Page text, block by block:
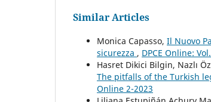
Similar Articles
Monica Capasso, Il Nuovo
sicurezza , DPCE Online:
Hasret Dikici Bilgin, Nazlı
The pitfalls of the Turkish
Online 2-2023